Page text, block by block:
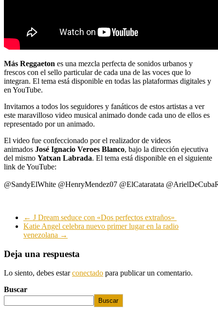
Más Reggaeton es una mezcla perfecta de sonidos urbanos y
frescos con el sello particular de cada una de las voces que lo
integran. El tema está disponible en todas las plataformas digitales y
en YouTube.
Invitamos a todos los seguidores y fanáticos de estos artistas a ver
este maravilloso video musical animado donde cada uno de ellos es
representado por un animado.
El video fue confeccionado por el realizador de videos
animados José Ignacio Veroes Blanco, bajo la dirección ejecutiva
del mismo Yatxan Labrada. El tema está disponible en el siguiente
link de YouTube:
@SandyElWhite @HenryMendez07 @ElCataratata
← J Dream seduce con «Dos perfectos extraños»
Katie Angel celebra nuevo primer lugar en la radio
venezolana →
Deja una respuesta
Lo siento, debes estarconectado para publicar un comentario.
Buscar
Buscar